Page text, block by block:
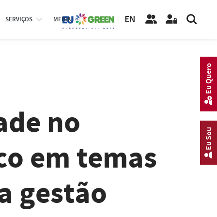
SERVIÇOS MEDIA EN
no
em temas
gestão
Eu Sou
Eu Quero